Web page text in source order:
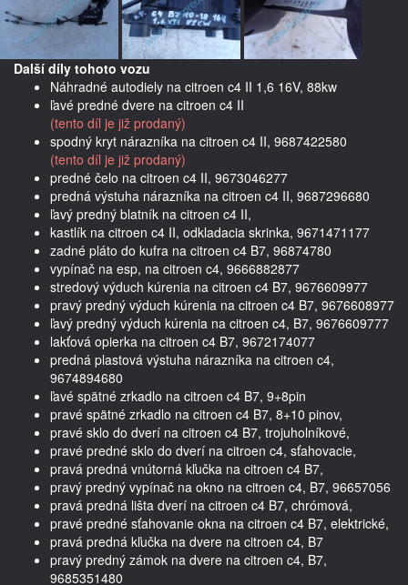
Další díly tohoto vozu
Náhradné autodiely na citroen c4 II 1,6 16V, 88kw
ľavé predné dvere na citroen c4 II
(tento díl je již prodaný)
spodný kryt nárazníka na citroen c4 II, 9687422580
(tento díl je již prodaný)
predné čelo na citroen c4 II, 9673046277
predná výstuha nárazníka na citroen c4 II, 9687296680
ľavý predný blatník na citroen c4 II,
kastlík na citroen c4 II, odkladacia skrinka, 9671471177
zadné pláto do kufra na citroen c4 B7, 96874780
vypínač na esp, na citroen c4, 9666882877
stredový výduch kúrenia na citroen c4 B7, 9676609977
pravý predný výduch kúrenia na citroen c4 B7, 9676608977
ľavý predný výduch kúrenia na citroen c4, B7, 9676609777
lakťová opierka na citroen c4 B7, 9672174077
predná plastová výstuha nárazníka na citroen c4,
9674894680
ľavé spätné zrkadlo na citroen c4 B7, 9+8pin
pravé spätné zrkadlo na citroen c4 B7, 8+10 pinov,
pravé sklo do dverí na citroen c4 B7, trojuholníkové,
pravé predné sklo do dverí na citroen c4, sťahovacie,
pravá predná vnútorná kľučka na citroen c4 B7,
pravý predný vypínač na okno na citroen c4, B7, 96657056
pravá predná lišta dverí na citroen c4 B7, chrómová,
pravé predné sťahovanie okna na citroen c4 B7, elektrické,
pravá predná kľučka na dvere na citroen c4, B7
pravý predný zámok na dvere na citroen c4, B7,
9685351480